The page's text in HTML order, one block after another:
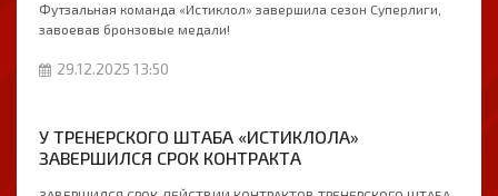
Футзальная команда «Истиклол» завершила сезон Суперлиги,
завоевав бронзовые медали!
29.12.2025 13:50
У ТРЕНЕРСКОГО ШТАБА «ИСТИКЛОЛА»
ЗАВЕРШИЛСЯ СРОК КОНТРАКТА